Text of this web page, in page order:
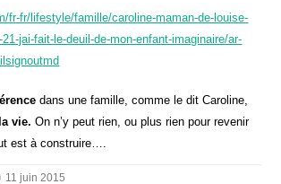
fr-fr/lifestyle/famille/caroline-maman-de-louise-
jai-fait-le-deuil-de-mon-enfant-imaginaire/ar-
dans une famille, comme le dit Caroline,
vie. On n’y peut rien, ou plus rien pour revenir
est à construire….
11 juin 2015